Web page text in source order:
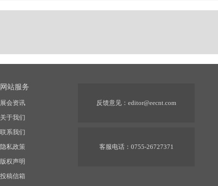
网站服务
展会资讯
关于我们
联系我们
隐私政策
版权声明
投稿信箱
反馈意见： editor@eecnt.com
客服电话：0755-26727371